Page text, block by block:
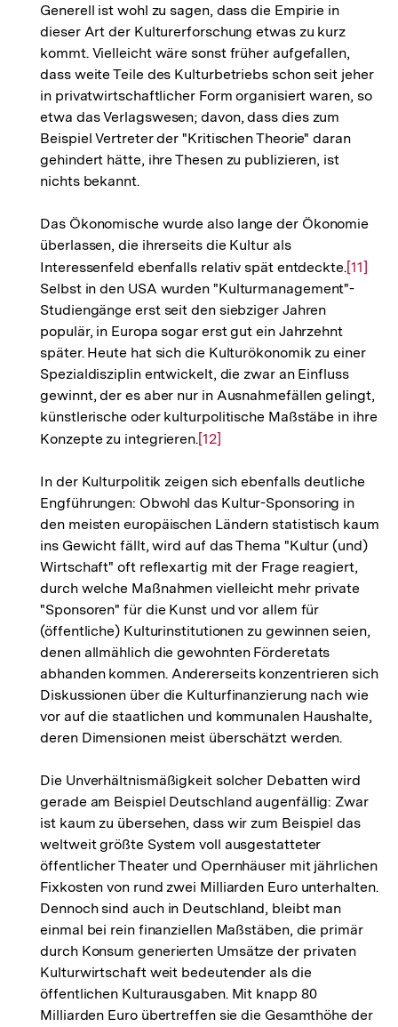
der
Fußnote
Generell ist wohl zu sagen, dass die Empirie in
dieser Art der Kulturerforschung etwas zu kurz
kommt. Vielleicht wäre sonst früher aufgefallen,
dass weite Teile des Kulturbetriebs schon seit jeher
in privatwirtschaftlicher Form organisiert waren, so
etwa das Verlagswesen; davon, dass dies zum
Beispiel Vertreter der "Kritischen Theorie" daran
gehindert hätte, ihre Thesen zu publizieren, ist
nichts bekannt.
Das Ökonomische wurde also lange der Ökonomie
überlassen, die ihrerseits die Kultur als
Interessenfeld ebenfalls relativ spät entdeckte.Zur
[11]
Selbst in den USA wurden "Kulturmanagement"-
Studiengänge erst seit den siebziger Jahren
populär, in Europa sogar erst gut ein Jahrzehnt
später. Heute hat sich die Kulturökonomik zu einer
Spezialdisziplin entwickelt, die zwar an Einfluss
gewinnt, der es aber nur in Ausnahmefällen gelingt,
künstlerische oder kulturpolitische Maßstäbe in ihre
Konzepte zu integrieren.Zur
der
Fußnote
[12]
In der Kulturpolitik zeigen sich ebenfalls deutliche
Engführungen: Obwohl das Kultur-Sponsoring in
den meisten europäischen Ländern statistisch kaum
ins Gewicht fällt, wird auf das Thema "Kultur (und)
Wirtschaft" oft reflexartig mit der Frage reagiert,
durch welche Maßnahmen vielleicht mehr private
"Sponsoren" für die Kunst und vor allem für
(öffentliche) Kulturinstitutionen zu gewinnen seien,
denen allmählich die gewohnten Förderetats
abhanden kommen. Andererseits konzentrieren sich
Diskussionen über die Kulturfinanzierung nach wie
vor auf die staatlichen und kommunalen Haushalte,
deren Dimensionen meist überschätzt werden.
Die Unverhältnismäßigkeit solcher Debatten wird
gerade am Beispiel Deutschland augenfällig: Zwar
ist kaum zu übersehen, dass wir zum Beispiel das
weltweit größte System voll ausgestatteter
öffentlicher Theater und Opernhäuser mit jährlichen
Fixkosten von rund zwei Milliarden Euro unterhalten.
Dennoch sind auch in Deutschland, bleibt man
einmal bei rein finanziellen Maßstäben, die primär
durch Konsum generierten Umsätze der privaten
Kulturwirtschaft weit bedeutender als die
öffentlichen Kulturausgaben. Mit knapp 80
Milliarden Euro übertreffen sie die Gesamthöhe der